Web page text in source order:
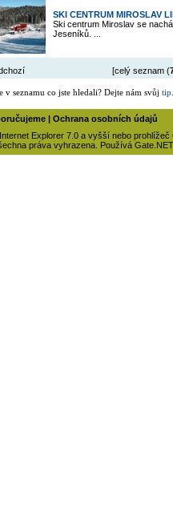
SKI CENTRUM MIROSLAV
Ski centrum Miroslav se
Jeseníků. ...
[celý seznam (
v seznamu co jste hledali? Dejte nám svůj tip
| Ochrana osobních údajů
Explorer 7.0 a vyšší nebo prohlížeč
práva vyhrazena. Používá